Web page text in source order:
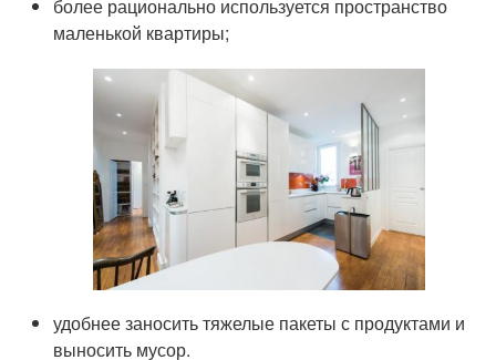
более рационально используется пространство
маленькой квартиры;
удобнее заносить тяжелые пакеты с продуктами и
выносить мусор.